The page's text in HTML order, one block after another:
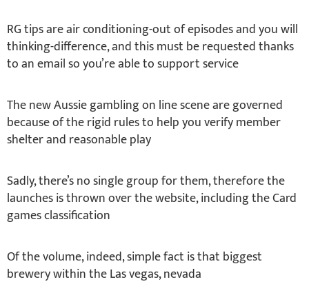
RG tips are air conditioning-out of episodes and you will
thinking-difference, and this must be requested thanks
to an email so you’re able to support service
The new Aussie gambling on line scene are governed
because of the rigid rules to help you verify member
shelter and reasonable play
Sadly, there’s no single group for them, therefore the
launches is thrown over the website, including the Card
games classification
Of the volume, indeed, simple fact is that biggest
brewery within the Las vegas, nevada